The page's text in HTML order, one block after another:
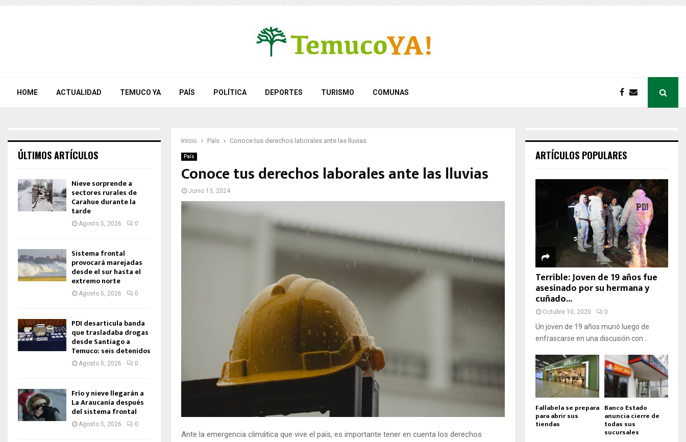
HOME ACTUALIDAD TEMUCO YA PAÍS POLÍTICA DEPORTES TURISMO COMUNAS
Inicio País Conoce tus derechos laborales ante las lluvias
País
Conoce tus derechos laborales ante las lluvias
Junio 13, 2024
Ante la emergencia climática que vive el país, es importante tener en cuenta los derechos
ÚLTIMOS ARTÍCULOS
Nieve sorprende a
sectores rurales de
Carahue durante la
tarde
Agosto 5, 2026 0
Sistema frontal
provocará marejadas
desde el sur hasta el
extremo norte
Agosto 5, 2026 0
PDI desarticula banda
que trasladaba drogas
desde Santiago a
Temuco: seis detenidos
Agosto 5, 2026 0
Frío y nieve llegarán a
La Araucanía después
del sistema frontal
Agosto 5, 2026 0
ARTÍCULOS POPULARES
Terrible: Joven de 19 años fue
asesinado por su hermana y
cuñado...
Octubre 10, 2020 0
Un joven de 19 años murió luego de
enfrascarse en una discusión con...
Fallabela se prepara
para abrir sus
tiendas
Banco Estado
anuncia cierre de
todas sus
sucursales